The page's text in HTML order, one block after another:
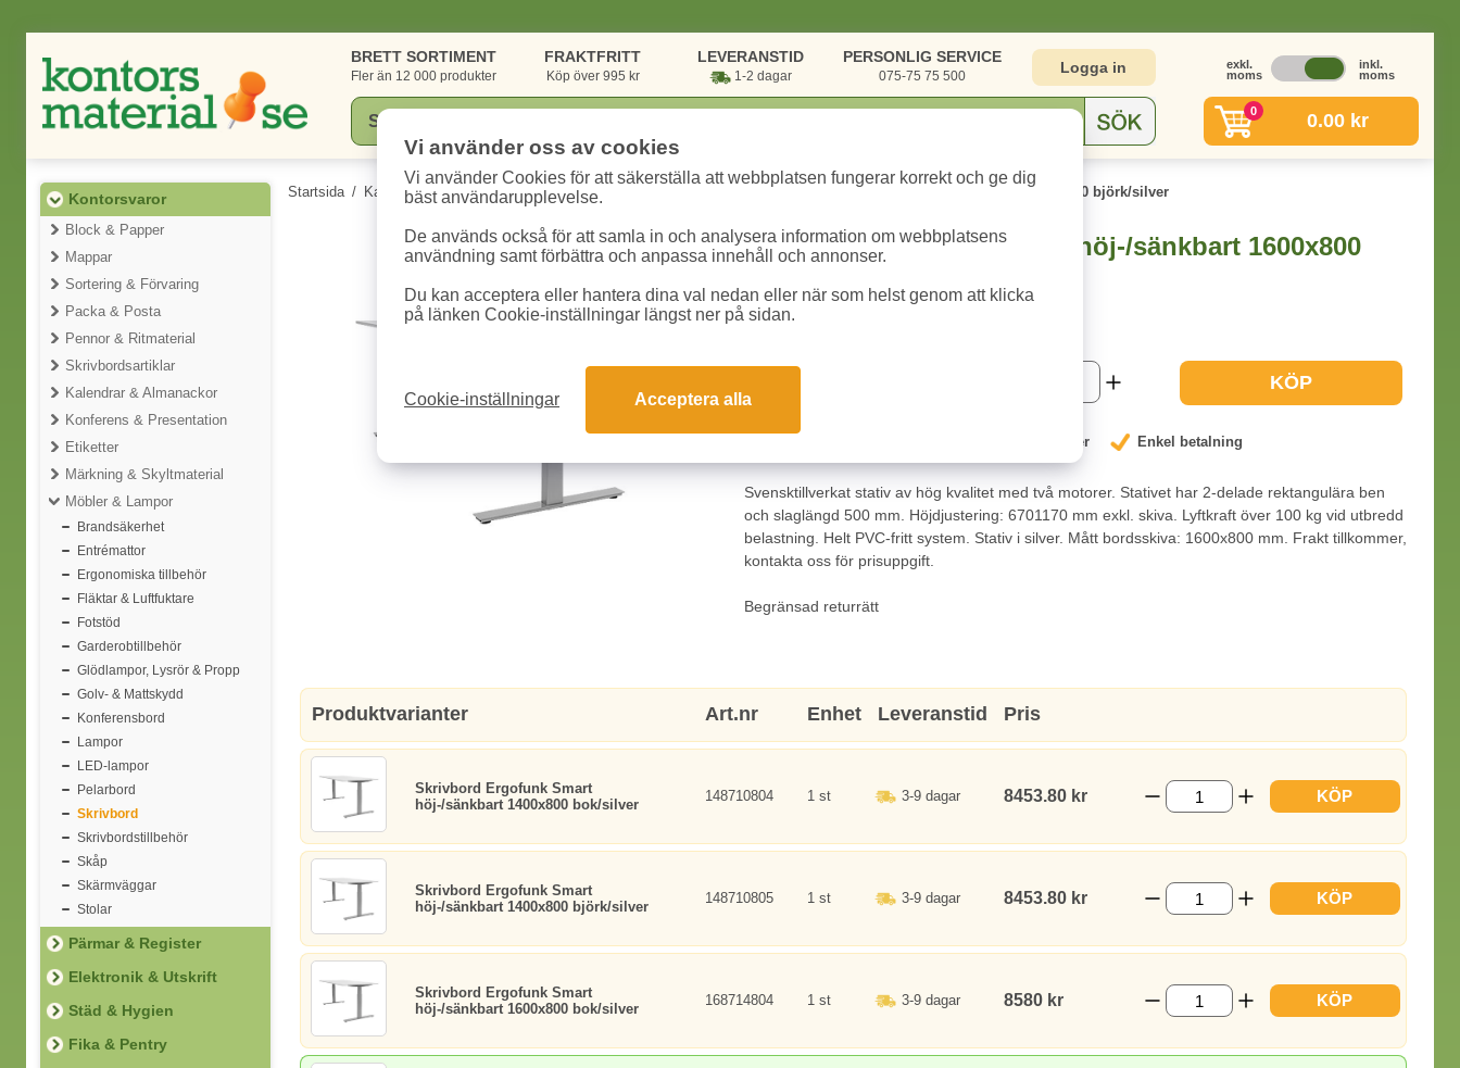
BRETT SORTIMENT
Fler än 12 000 produkter
FRAKTFRITT
Köp över 995 kr
LEVERANSTID
1-2 dagar
PERSONLIG SERVICE
075-75 75 500 Logga in
exkl.
moms
inkl.
moms
0 0.00 kr
Kontorsvaror
Block & Papper
Mappar
Sortering & Förvaring
Packa & Posta
Pennor & Ritmaterial
Skrivbordsartiklar
Kalendrar & Almanackor
Konferens & Presentation
Etiketter
Märkning & Skyltmaterial
Möbler & Lampor
Brandsäkerhet
Entrémattor
Ergonomiska tillbehör
Fläktar & Luftfuktare
Fotstöd
Garderobtillbehör
Glödlampor, Lysrör & Propp
Golv- & Mattskydd
Konferensbord
Lampor
LED-lampor
Pelarbord
Skrivbord
Skrivbordstillbehör
Skåp
Skärmväggar
Stolar
Pärmar & Register
Elektronik & Utskrift
Städ & Hygien
Fika & Pentry
Startsida / Kategorier / Kontorsvaror / Möbler & Lampor Skrivbord Ergofunk Smart höj-/sänkbart 1600x800 björk/silver
Skrivbord Ergofunk Smart höj-/sänkbart 1600x800
Art.nr: 168714805
8705 kr KÖP
Garanterat låga priser Enkel betalning
Svensktillverkat stativ av hög kvalitet med två motorer. Stativet har 2-delade rektangulära ben
och slaglängd 500 mm. Höjdjustering: 6701170 mm exkl. skiva. Lyftkraft över 100 kg vid utbredd
belastning. Helt PVC-fritt system. Stativ i silver. Mått bordsskiva: 1600x800 mm. Frakt tillkommer,
kontakta oss för prisuppgift.
Begränsad returrätt
Produktvarianter Art.nr Enhet Leveranstid Pris
Skrivbord Ergofunk Smart
höj-/sänkbart 1400x800 bok/silver
148710804 1 st 3-9 dagar 8453.80 kr KÖP
Skrivbord Ergofunk Smart
höj-/sänkbart 1400x800 björk/silver
148710805 1 st 3-9 dagar 8453.80 kr KÖP
Skrivbord Ergofunk Smart
höj-/sänkbart 1600x800 bok/silver
168714804 1 st 3-9 dagar 8580 kr KÖP
Vi använder oss av cookies
Vi använder Cookies för att säkerställa att webbplatsen fungerar korrekt och ge dig
bäst användarupplevelse.
De används också för att samla in och analysera information om webbplatsens
användning samt förbättra och anpassa innehåll och annonser.
Du kan acceptera eller hantera dina val nedan eller när som helst genom att klicka
på länken Cookie-inställningar längst ner på sidan.
Cookie-inställningar Acceptera alla